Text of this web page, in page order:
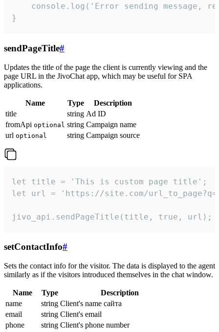
console.log('Error sending message,
}
sendPageTitle#
Updates the title of the page the client is currently viewing and the
page URL in the JivoChat app, which may be useful for SPA
applications.
Name Type
Description
title
string Ad ID
fromApi optional string Campaign name
url optional string Campaign source
let title = 'This is custom page title';
let url = 'https://site.com/
jivo_api.sendPageTitle(title, true, url);
setContactInfo#
Sets the contact info for the visitor. The data is displayed to the agent
similarly as if the visitors introduced themselves in the chat window.
Name Type
Description
name
string Client's name сайта
email
string Client's email
phone
string Client's phone number